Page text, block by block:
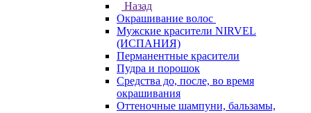
Назад
Окрашивание волос
Мужские красители NIRVEL
(ИСПАНИЯ)
Перманентные красители
Пудра и порошок
Средства до, после, во время
окрашивания
Оттеночные шампуни, бальзамы,